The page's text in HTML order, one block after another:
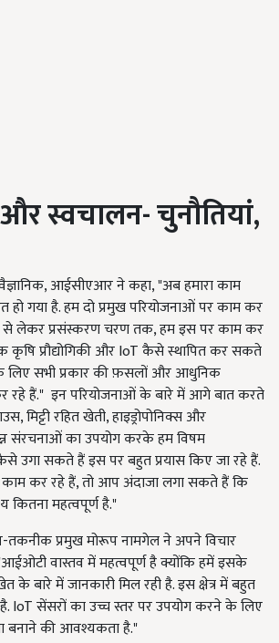
और स्वचालन- चुनौतियां,
वैज्ञानिक, आईसीएआर ने कहा, "अब हमारा काम
हो गया है. हम दो प्रमुख परियोजनाओं पर काम कर
से लेकर प्रसंस्करण चरण तक, हम इस पर काम कर
प्रौद्योगिकी और IoT कैसे स्थापित कर सकते
लिए सभी प्रकार की फ़सलों और आधुनिक
रहे हैं." इन परियोजनाओं के बारे में आगे बात करते
मिट्टी रहित खेती, हाइड्रोपोनिक्स और
संरचनाओं का उपयोग करके हम विषम
उगा सकते हैं इस पर बहुत प्रयास किए जा रहे हैं.
काम कर रहे हैं, तो आप अंदाजा लगा सकते हैं कि
कितना महत्वपूर्ण है."
प्रमुख मोरूप नामगेल ने अपने विचार
वास्तव में महत्वपूर्ण है क्योंकि हमें इसके
के बारे में जानकारी मिल रही है. इस क्षेत्र में बहुत
IoT सेंसरों का उच्च स्तर पर उपयोग करने के लिए
बनाने की आवश्यकता है."